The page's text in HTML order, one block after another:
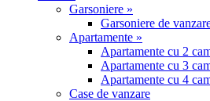
Garsoniere »
Garsoniere de
Apartamente »
Apartamente cu 2
Apartamente cu 3
Apartamente cu 4
Case de vanzare